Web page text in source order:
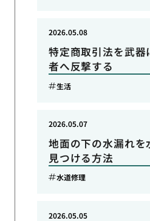
特定商取引法を武器
者へ反撃する
2026.05.08
生活
地面の下の水漏れを
見つける方法
2026.05.07
水道修理
2026.05.05